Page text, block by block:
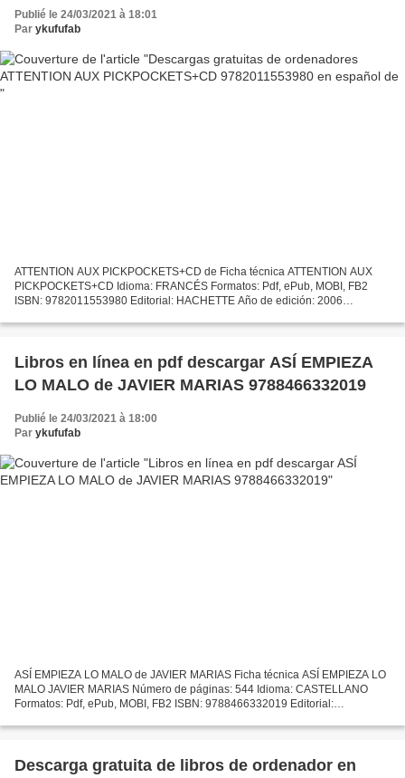
Publié le 24/03/2021 à 18:01
Par ykufufab
ATTENTION AUX PICKPOCKETS+CD de Ficha técnica ATTENTION AUX
PICKPOCKETS+CD Idioma: FRANCÉS Formatos: Pdf, ePub, MOBI, FB2
ISBN: 9782011553980 Editorial: HACHETTE Año de edición: 2006
Libros en línea en pdf descargar ASÍ EMPIEZA
LO MALO de JAVIER MARIAS 9788466332019
Publié le 24/03/2021 à 18:00
Par ykufufab
ASÍ EMPIEZA LO MALO de JAVIER MARIAS Ficha técnica ASÍ EMPIEZA LO
MALO JAVIER MARIAS Número de páginas: 544 Idioma: CASTELLANO
Formatos: Pdf, ePub, MOBI, FB2 ISBN: 9788466332019 Editorial:
eBook...
Descarga gratuita de libros de ordenador en